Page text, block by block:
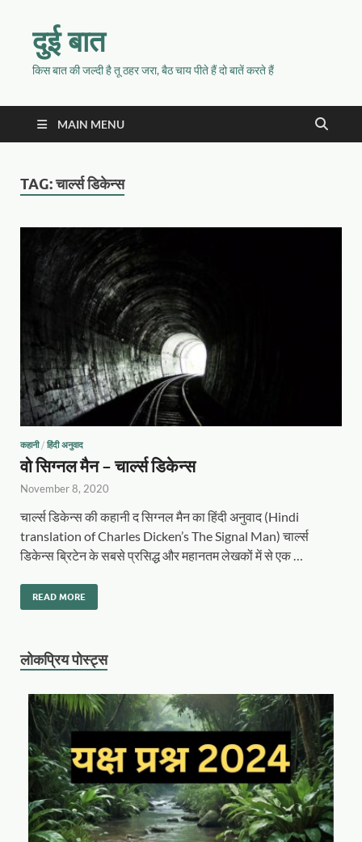
दुई बात
किस बात की जल्दी है तू ठहर जरा, बैठ चाय पीते हैं दो बातें करते हैं
MAIN MENU
TAG:चार्ल्स डिकेन्स
कहानी/ हिंदी अनुवाद
वो सिग्नल मैन – चार्ल्स डिकेन्स
November 8, 2020
चार्ल्स डिकेन्स की कहानी द सिग्नल मैन का हिंदी अनुवाद (Hindi
translation of Charles Dicken’s The Signal Man) चार्ल्स
डिकेन्स ब्रिटेन के सबसे प्रसिद्ध और महानतम लेखकों में से एक …
READ MORE
लोकप्रिय पोस्ट्स